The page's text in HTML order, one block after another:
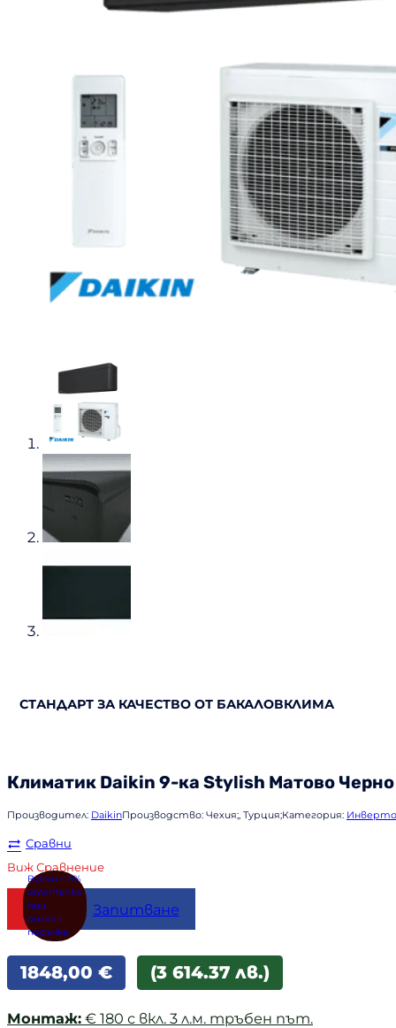
СТАНДАРТ ЗА КАЧЕСТВО ОТ БАКАЛОВКЛИМА
Климатик Daikin 9-ка Stylish Матово
Производител: DaikinПроизводство: Чехия;, Турция;Категория:
Сравни
Виж Сравнение
Купи Запитване
1848,00 € (3 614.37 лв.)
Монтаж: € 180 с вкл. 3 л.м. тръбен път.